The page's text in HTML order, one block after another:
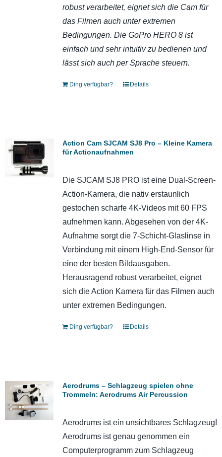
robust verarbeitet, eignet sich die Cam für
das Filmen auch unter extremen
Bedingungen. Die GoPro HERO 8 ist
einfach und sehr intuitiv zu bedienen und
lässt sich auch per Sprache steuern.
Ding verfügbar? Details
Action Cam SJCAM SJ8 Pro – Kleine Kamera
für Actionaufnahmen
Die SJCAM SJ8 PRO ist eine Dual-Screen-
Action-Kamera, die nativ erstaunlich
gestochen scharfe 4K-Videos mit 60 FPS
aufnehmen kann. Abgesehen von der 4K-
Aufnahme sorgt die 7-Schicht-Glaslinse in
Verbindung mit einem High-End-Sensor für
eine der besten Bildausgaben.
Herausragend robust verarbeitet, eignet
sich die Action Kamera für das Filmen auch
unter extremen Bedingungen.
Ding verfügbar? Details
Aerodrums – Schlagzeug spielen ohne
Trommeln: Aerodrums Air Percussion
Aerodrums ist ein unsichtbares Schlagzeug!
Aerodrums ist genau genommen ein
Computerprogramm zum Schlagzeug